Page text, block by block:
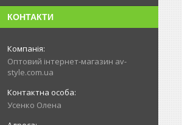
КОНТАКТИ
Оптовий інтернет-магазин av-
style.com.ua
Усенко Олена